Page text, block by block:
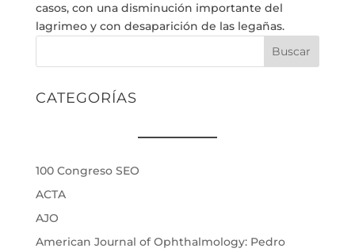
casos, con una disminución importante del
lagrimeo y con desaparición de las legañas.
Buscar
CATEGORÍAS
100 Congreso SEO
ACTA
AJO
American Journal of Ophthalmology: Pedro